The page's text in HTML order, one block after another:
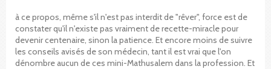
à ce propos, même s'il n'est pas interdit de "rêver", force est de
constater qu'il n'existe pas vraiment de recette-miracle pour
devenir centenaire, sinon la patience. Et encore moins de suivre
les conseils avisés de son médecin, tant il est vrai que l'on
dénombre aucun de ces mini-Mathusalem dans la profession. Et